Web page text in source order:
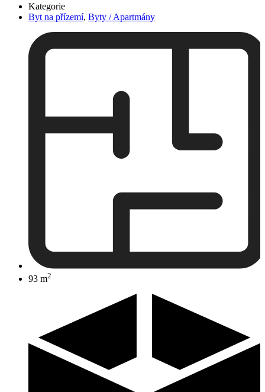
Kategorie
Byt na přízemí,Byty / Apartmány
93 m2